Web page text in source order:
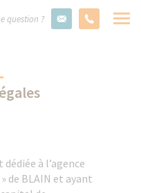
question ?
à l’agence
de BLAIN et ayant